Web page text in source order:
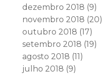
dezembro 2018 (9)
novembro 2018 (20)
outubro 2018 (17)
setembro 2018 (19)
agosto 2018 (11)
julho 2018 (9)